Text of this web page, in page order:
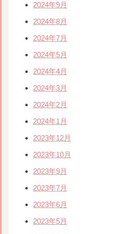
2024年9月
2024年8月
2024年7月
2024年5月
2024年4月
2024年3月
2024年2月
2024年1月
2023年12月
2023年10月
2023年9月
2023年7月
2023年6月
2023年5月